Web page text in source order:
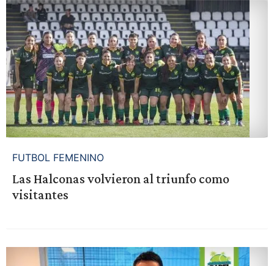
FUTBOL FEMENINO
Las Halconas volvieron al triunfo como
visitantes